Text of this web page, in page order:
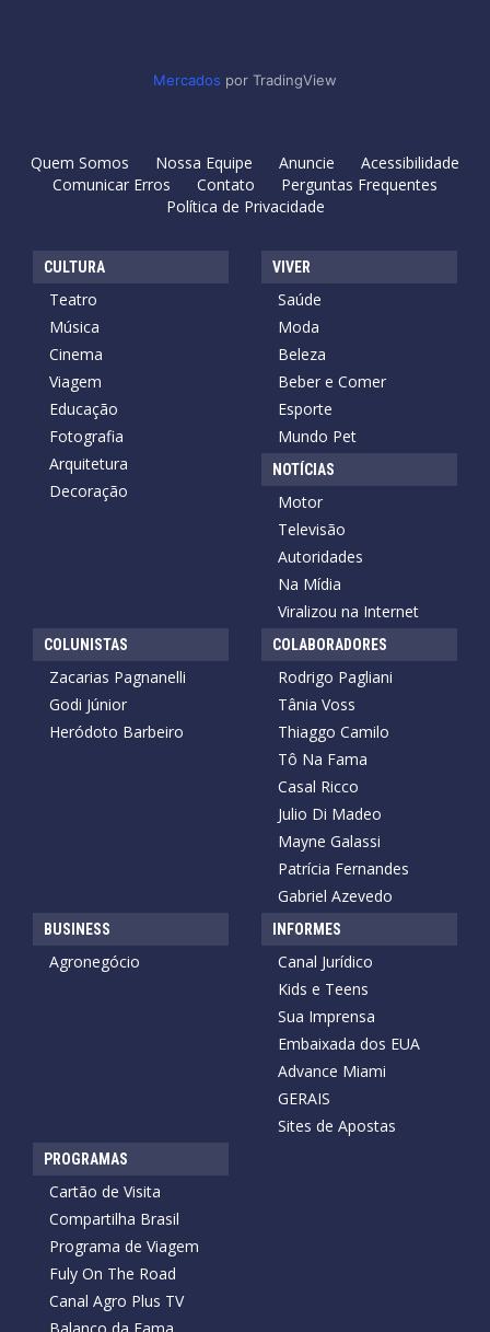
Mercados por TradingView
Quem Somos Nossa Equipe Anuncie
Acessibilidade
Comunicar Erros
Contato
Perguntas Frequentes
Política de Privacidade
CULTURA
Teatro
Música
Cinema
Viagem
Educação
Fotografia
Arquitetura
Decoração
VIVER
Saúde
Moda
Beleza
Beber e Comer
Esporte
Mundo Pet
NOTÍCIAS
Motor
Televisão
Autoridades
Na Mídia
Viralizou na Internet
COLUNISTAS
Zacarias Pagnanelli
Godi Júnior
Heródoto Barbeiro
COLABORADORES
Rodrigo Pagliani
Tânia Voss
Thiaggo Camilo
Tô Na Fama
Casal Ricco
Julio Di Madeo
Mayne Galassi
Patrícia Fernandes
Gabriel Azevedo
BUSINESS
Agronegócio
INFORMES
Canal Jurídico
Kids e Teens
Sua Imprensa
Embaixada dos EUA
Advance Miami
GERAIS
Sites de Apostas
PROGRAMAS
Cartão de Visita
Compartilha Brasil
Programa de Viagem
Fuly On The Road
Canal Agro Plus TV